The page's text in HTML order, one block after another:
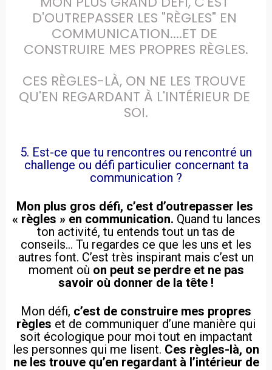
D'OUTREPASSER LES "RÈGLES" EN
COMMUNICATION....ET DE
CONSTRUIRE MES PROPRES RÈGLES.
CES RÈGLES-LÀ, ON NE LES TROUVE
QU'EN REGARDANT À L'INTÉRIEUR DE
SOI.
5. Est-ce que tu rencontres ou rencontré un
challenge ou défi particulier concernant ta
communication ?
Mon plus gros défi, c’est d’outrepasser les
« règles » en communication. Quand tu lances
ton activité, tu entends tout un tas de
conseils… Tu regardes ce que les uns et les
autres font. C’est très inspirant mais c’est un
moment où on peut se perdre et ne pas
savoir où donner de la tête !
Mon défi, c’est de construire mes propres
règles et de communiquer d’une manière qui
soit écologique pour moi tout en impactant
les personnes qui me lisent. Ces règles-là, on
ne les trouve qu’en regardant à l’intérieur de